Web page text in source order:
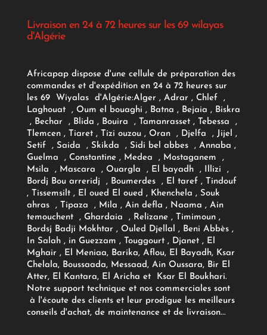
Livraison en 24 à 72 heures sur les 69 wilayas
d'Algérie
Africapap dispose d'une cellule de préparation des
commandes et d'expédition en 24 à 72 heures sur
les 69 Wiyalas d'Algérie:Alger , Adrar, Chlef ,
Laghouat , Oum el bouaghi , Batna , Bejaia , Biskra
, Bechar , Blida , Bouira , Tamanrasset , Tebessa ,
Tlemcen , Tiaret , Tizi ouzou , Oran , Djelfa , Jijel ,
Setif , Saida , Skikda , Sidi bel abbes , Annaba ,
Guelma , Constantine , Medea , Mostaganem ,
Msila , Mascara , Ouargla , El bayadh , Illizi ,
Bordj Bou arreridj , Boumerdes , El taref , Tindouf
, Tissemsilt , El oued El oued , Khenchela , Souk
ahras , Tipaza , Mila , Ain defla , Naama , Ain
temouchent , Ghardaia , Relizane , Timimoun ,
Bordsj Badji Mokhtar , Ouled Djellal , Beni Abbès ,
In Salah , in Guezzam , Touggourt , Djanet , El
Mghair , El Meniaa, Barika, Aflou, El Bayadh, Ksar
Chelala, Boussaada, Messaad, Ain Oussara, Bir El
Atter, El Kantara, El Aricha et Ksar El Boukhari.
Notre support technique et nos commerciales sont
à l'écoute des clients et leur prodigue les meilleurs
conseils d'achat, de maintenance et de livraison...